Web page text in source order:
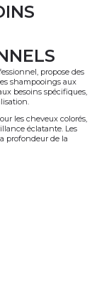
propose des
shampooings aux
besoins spécifiques,
les cheveux colorés,
éclatante. Les
profondeur de la